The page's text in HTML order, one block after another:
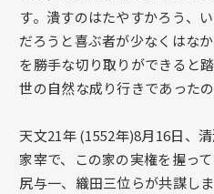
す。潰すのはたやすかろう、
だろうと喜ぶ者が少なくはな
を勝手な切り取りができると
世の自然な成り行きであった
天文21年 (1552年)8月16日、
家宰で、この家の実権を握っ
尻与一、織田三位らが共謀し